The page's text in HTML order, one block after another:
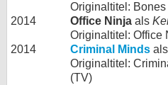
Originaltitel: Bones
2014
Office Ninja als
Originaltitel: Office
2014
Criminal Minds als
Originaltitel:
(TV)